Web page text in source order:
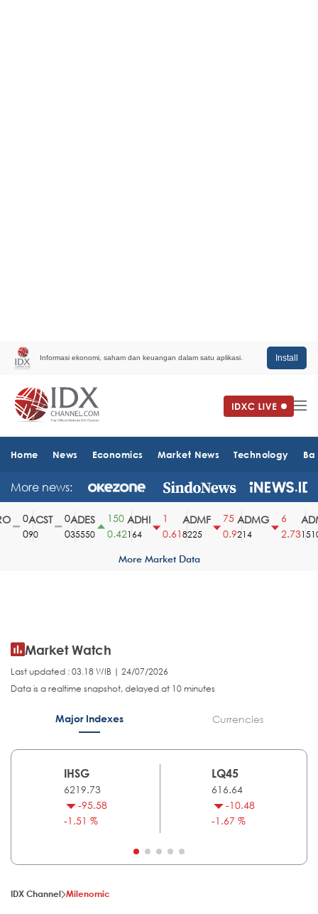
Informasi ekonomi, saham dan keuangan dalam satu aplikasi. Install
Home News Economics Market News Technology
More news:
ACST
90
ADES
35550
150
0.42
ADHI
164
0.61
ADMF
8225
75
0.9
ADMG
214
2.731510
More Market Data
Market Watch
Last updated : 03.18 WIB | 24/07/2026
Data is a realtime snapshot, delayed at 10 minutes
Major Indexes Currencies
IHSG
6219.73
-95.58
-1.51 %
LQ45
616.64
-10.48
-1.67 %
IDX Channel Milenomic